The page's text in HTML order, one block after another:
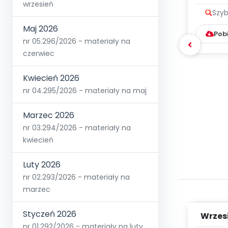
wrzesień
Maj 2026
nr 05.296/2026 - materiały na
czerwiec
Kwiecień 2026
nr 04.295/2026 - materiały na maj
Marzec 2026
nr 03.294/2026 - materiały na
kwiecień
Luty 2026
nr 02.293/2026 - materiały na
marzec
Styczeń 2026